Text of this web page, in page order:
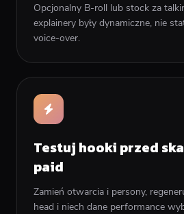
Opcjonalny B-roll lub stock za
explainery były dynamiczne, nie
voice-over.
Testuj hooki przed
paid
Zamień otwarcia i persony,
head i niech dane performance